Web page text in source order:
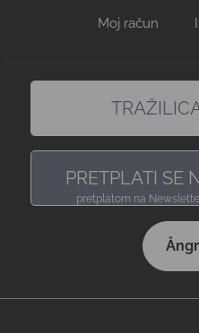
Moj račun
PRETPLATI SE
pretplatom na